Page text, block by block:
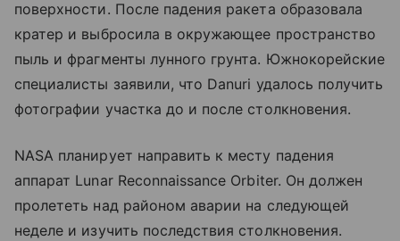
поверхности. После падения ракета образовала
кратер и выбросила в окружающее пространство
пыль и фрагменты лунного грунта. Южнокорейские
специалисты заявили, что Danuri удалось получить
фотографии участка до и после столкновения.
NASA планирует направить к месту падения
аппарат Lunar Reconnaissance Orbiter. Он должен
пролететь над районом аварии на следующей
неделе и изучить последствия столкновения.